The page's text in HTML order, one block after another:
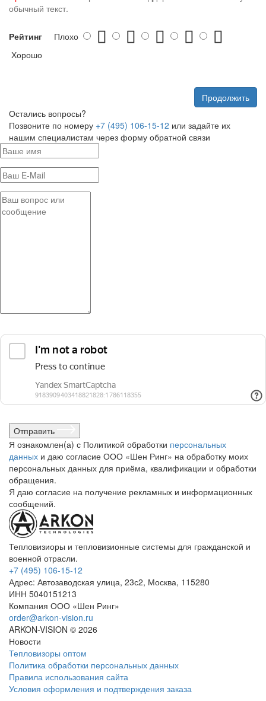
обычный текст.
Рейтинг Плохо
Хорошо
Продолжить
Остались вопросы?
Позвоните по номеру +7 (495) 106-15-12 или задайте их
нашим специалистам через форму обратной связи
Отправить
Я ознакомлен(а) с Политикой обработки персональных
данных и даю согласие ООО «Шен Ринг» на обработку моих
персональных данных для приёма, квалификации и обработки
обращения.
Я даю согласие на получение рекламных и информационных
сообщений.
Тепловизиоры и тепловизионные системы для гражданской и
военной отрасли.
+7 (495) 106-15-12
Адрес: Автозаводская улица, 23с2, Москва, 115280
ИНН 5040151213
Компания ООО «Шен Ринг»
order@arkon-vision.ru
ARKON-VISION © 2026
Новости
Тепловизоры оптом
Политика обработки персональных данных
Правила использования сайта
Условия оформления и подтверждения заказа